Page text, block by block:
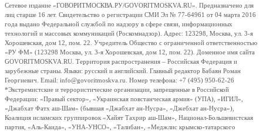
Сетевое издание «ГОВОРИТМОСКВА.РУ/GOVORITMOSKVA.RU». Предназначено для
лиц старше 16 лет. Свидетельство о регистрации СМИ Эл № 77-64961 от 04 марта 2016
года выдано Федеральной службой по надзору в сфере связи, информационных
технологий и массовых коммуникаций (Роскомнадзор). Адрес: 123298, Москва, ул. 3-я
Хорошевская, дом 12, пом. 22. Учредитель Общество с ограниченной ответственностью
«РУ ФМ» (123298 Москва, ул. 3-я Хорошевская, дом 12, пом. 22). Доменное имя сайта
GOVORITMOSKVA.RU. Территория распространения – Российская Федерация и
зарубежные страны. Языки: русский и английский. Главный редактор Бабаян Роман
Георгиевич. Email: info@govoritmoskva.ru. Номер телефона: +7 (495) 950-62-26
*Экстремистские и террористические организации, запрещенные в Российской
Федерации: «Правый сектор», «Украинская повстанческая армия» (УПА), «ИГИЛ»,
«Джабхат Фатх аш-Шам» (бывшая «Джабхат ан-Нусра», «Джебхат ан-Нусра»),
Коалиция исламских группировок «Хайят Тахрир аш-Шам», Национал-Большевистская
партия, «Аль-Каида», «УНА-УНСО», «Талибан», «Меджлис крымско-татарского